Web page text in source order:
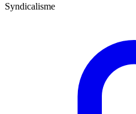
Syndicalisme